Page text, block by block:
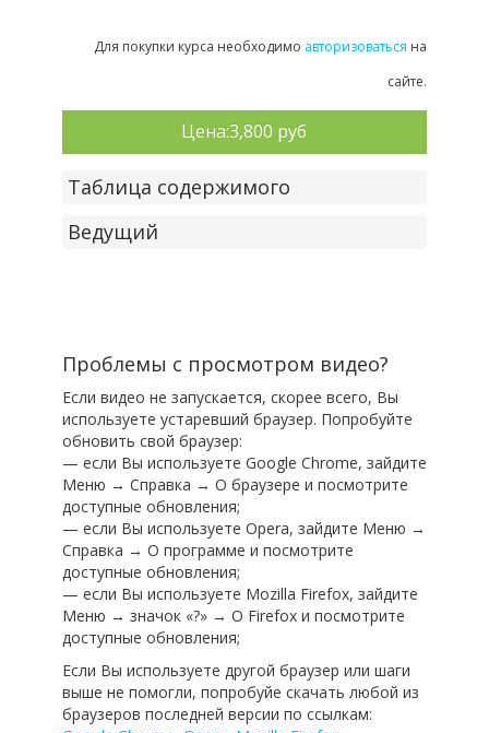
Для покупки курса необходимо авторизоваться на
сайте.
Цена:3,800 руб
Таблица содержимого
Ведущий
Проблемы с просмотром видео?
Если видео не запускается, скорее всего, Вы
используете устаревший браузер. Попробуйте
обновить свой браузер:
— если Вы используете Google Chrome, зайдите
Меню → Справка → О браузере и посмотрите
доступные обновления;
— если Вы используете Opera, зайдите Меню →
Справка → О программе и посмотрите
доступные обновления;
— если Вы используете Mozilla Firefox, зайдите
Меню → значок «?» → О Firefox и посмотрите
доступные обновления;
Если Вы используете другой браузер или шаги
выше не помогли, попробуйе скачать любой из
браузеров последней версии по ссылкам: